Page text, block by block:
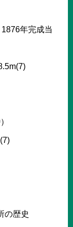
年完成当
の歴史